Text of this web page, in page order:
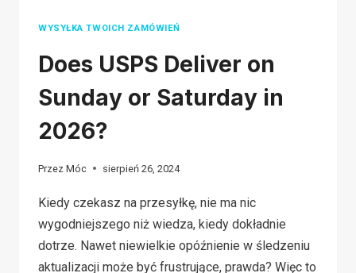
WYSYŁKA TWOICH ZAMÓWIEŃ
Does USPS Deliver on
Sunday or Saturday in
2026?
Przez Móc sierpień 26, 2024
Kiedy czekasz na przesyłkę, nie ma nic
wygodniejszego niż wiedza, kiedy dokładnie
dotrze. Nawet niewielkie opóźnienie w śledzeniu
aktualizacji może być frustrujące, prawda? Więc to